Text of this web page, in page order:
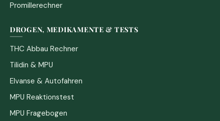
Promillerechner
DROGEN, MEDIKAMENTE & TESTS
THC Abbau Rechner
Tilidin & MPU
Elvanse & Autofahren
MPU Reaktionstest
MPU Fragebogen